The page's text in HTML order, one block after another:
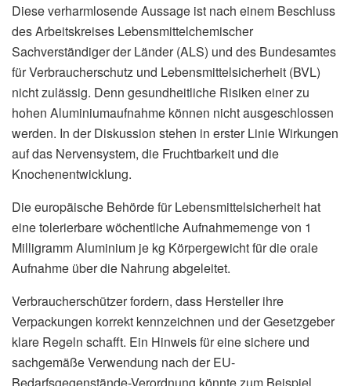
Diese verharmlosende Aussage ist nach einem Beschluss
des Arbeitskreises Lebensmittelchemischer
Sachverständiger der Länder (ALS) und des Bundesamtes
für Verbraucherschutz und Lebensmittelsicherheit (BVL)
nicht zulässig. Denn gesundheitliche Risiken einer zu
hohen Aluminiumaufnahme können nicht ausgeschlossen
werden. In der Diskussion stehen in erster Linie Wirkungen
auf das Nervensystem, die Fruchtbarkeit und die
Knochenentwicklung.
Die europäische Behörde für Lebensmittelsicherheit hat
eine tolerierbare wöchentliche Aufnahmemenge von 1
Milligramm Aluminium je kg Körpergewicht für die orale
Aufnahme über die Nahrung abgeleitet.
Verbraucherschützer fordern, dass Hersteller ihre
Verpackungen korrekt kennzeichnen und der Gesetzgeber
klare Regeln schafft. Ein Hinweis für eine sichere und
sachgemäße Verwendung nach der EU-
Bedarfsgegenstände-Verordnung könnte zum Beispiel